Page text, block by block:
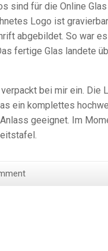
sind für die Online
Logo ist
abgebildet. So war
fertige Glas landete
bei mir ein. Die
ein komplettes
geeignet. Im